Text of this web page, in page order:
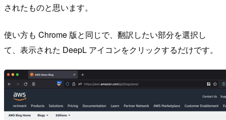
されたものと思います。
使い方も Chrome 版と同じで、翻訳したい部分を選択し
て、表示された DeepL アイコンをクリックするだけです。